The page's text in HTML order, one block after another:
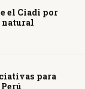
el Ciadi por
natural
para